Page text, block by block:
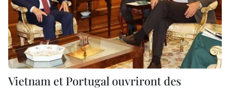
Vietnam et Portugal ouvriront des